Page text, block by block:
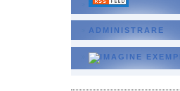
ADMINISTRARE